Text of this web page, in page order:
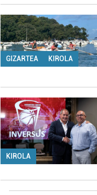
GIZARTEA KIROLA
KIROLA